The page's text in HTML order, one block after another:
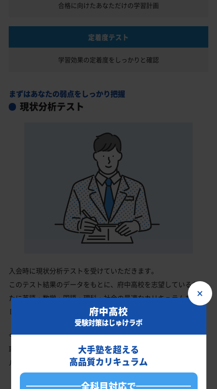
合格に向けたあなただけの学習計画
定着度テスト
学習効果の定着度を しっかりと確認
まずはあなたの弱点をしっかり把握
現状分析テスト
入会時に現状分析テストを受けていただきます。
このテスト結果のデータをもとに、府中高校を志望しているあな
たに英語・数学・国語・理科・社会の最適なカリキュラムを作成
します。
今の成績・偏差値から府中高校の入試で確実に合格最低点以上を
取る、余裕を持って合格点を取るための勉強法、学習スケジュー
ルを明確にします。
×
府中高校
受験対策はじゅけラボ
大手塾を超える
高品質カリキュラム
全科目対応で